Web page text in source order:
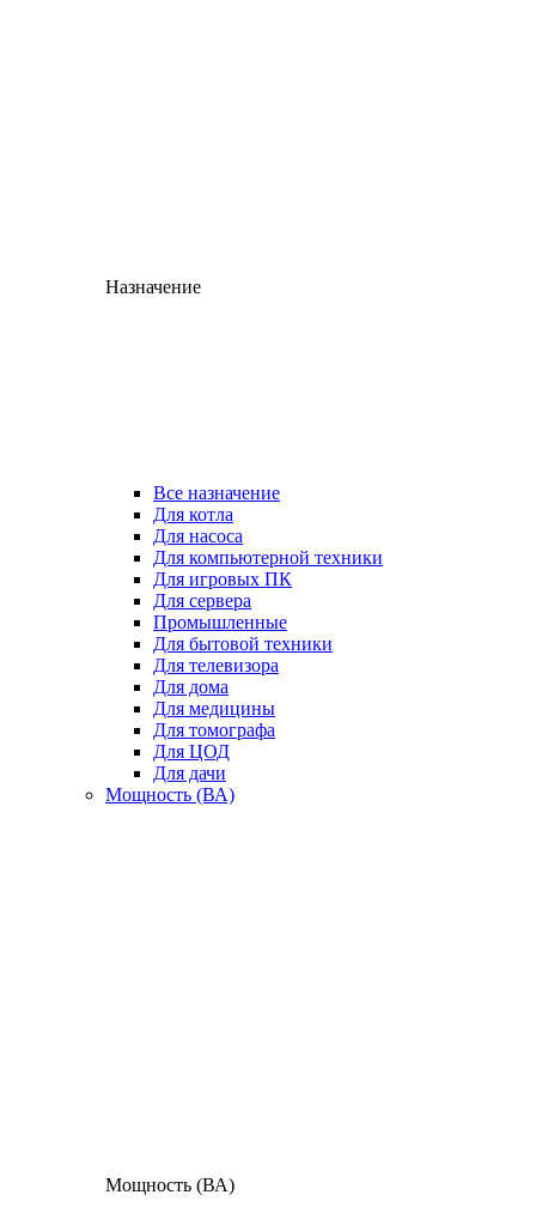
Назначение
Все назначение
Для котла
Для насоса
Для компьютерной техники
Для игровых ПК
Для сервера
Промышленные
Для бытовой техники
Для телевизора
Для дома
Для медицины
Для томографа
Для ЦОД
Для дачи
Мощность (ВА)
Мощность (ВА)